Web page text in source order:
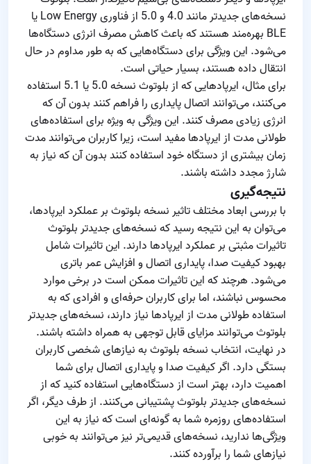
نسخه‌های جدیدتر مانند 4.0 و 5.0 از فناوری Low Energy یا
BLE بهره‌مند هستند که باعث کاهش مصرف انرژی دستگاه‌ها
می‌شود. این ویژگی برای دستگاه‌هایی که به طور مداوم در حال
انتقال داده هستند، بسیار حیاتی است.
برای مثال، ایرپادهایی که از بلوتوث نسخه 5.0 یا 5.1 استفاده
می‌کنند، می‌توانند اتصال پایداری را فراهم کنند بدون آن که
انرژی زیادی مصرف کنند. این ویژگی به ویژه برای استفاده‌های
طولانی مدت از ایرپادها مفید است، زیرا کاربران می‌توانند مدت
زمان بیشتری از دستگاه خود استفاده کنند بدون آن که نیاز به
شارژ مجدد داشته باشند.
نتیجه‌گیری
با بررسی ابعاد مختلف تاثیر نسخه بلوتوث بر عملکرد ایرپادها،
می‌توان به این نتیجه رسید که نسخه‌های جدیدتر بلوتوث
تاثیرات مثبتی بر عملکرد ایرپادها دارند. این تاثیرات شامل
بهبود کیفیت صدا، پایداری اتصال و افزایش عمر باتری
می‌شود. هرچند که این تاثیرات ممکن است در برخی موارد
محسوس نباشند، اما برای کاربران حرفه‌ای و افرادی که به
استفاده طولانی مدت از ایرپادها نیاز دارند، نسخه‌های جدیدتر
بلوتوث می‌توانند مزایای قابل توجهی به همراه داشته باشند.
در نهایت، انتخاب نسخه بلوتوث به نیازهای شخصی کاربران
بستگی دارد. اگر کیفیت صدا و پایداری اتصال برای شما
اهمیت دارد، بهتر است از دستگاه‌هایی استفاده کنید که از
نسخه‌های جدیدتر بلوتوث پشتیبانی می‌کنند. از طرف دیگر، اگر
استفاده‌های روزمره شما به گونه‌ای است که نیاز به این
ویژگی‌ها ندارید، نسخه‌های قدیمی‌تر نیز می‌توانند به خوبی
نیازهای شما را برآورده کنند.